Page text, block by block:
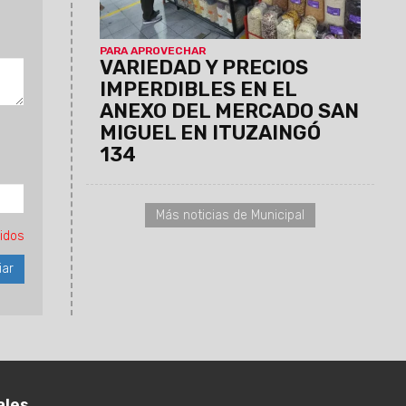
PARA APROVECHAR
VARIEDAD Y PRECIOS
IMPERDIBLES EN EL
ANEXO DEL MERCADO SAN
MIGUEL EN ITUZAINGÓ
134
limpieza y servicio técnico para
celulares, entre otros.
Más noticias de Municipal